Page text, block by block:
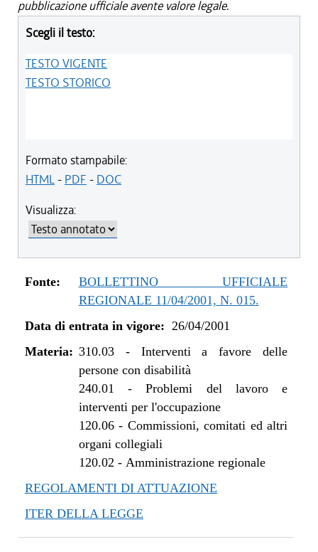
pubblicazione ufficiale avente valore legale.
Scegli il testo:
TESTO VIGENTE
TESTO STORICO
Formato stampabile:
HTML- PDF - DOC
Visualizza:
Fonte:
BOLLETTINO UFFICIALE
REGIONALE 11/04/2001, N. 015.
Data di entrata in vigore: 26/04/2001
Materia: 310.03- Interventi a favore delle
persone con disabilità
240.01 -Problemi del lavoro e
interventi per l'occupazione
120.06- Commissioni, comitati ed altri
organi collegiali
120.02 - Amministrazione regionale
REGOLAMENTI DI ATTUAZIONE
ITER DELLA LEGGE